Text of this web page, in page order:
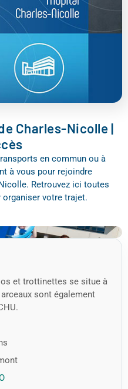
Charles-Nicolle |
en commun ou à
à vous pour rejoindre
Retrouvez ici toutes
votre trajet.
et trottinettes se situe à
arceaux sont également